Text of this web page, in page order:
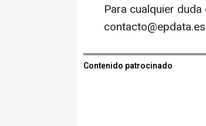
Para cualquier
contacto@epdata.es
Contenido patrocinado